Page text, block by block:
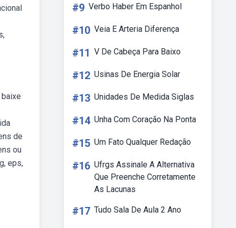
de
ou
eps,
#9 Verbo Haber Em Espanhol
#10 Veia E Arteria Diferença
#11 V De Cabeça Para Baixo
#12 Usinas De Energia Solar
#13 Unidades De Medida Siglas
#14 Unha Com Coração Na Ponta
#15 Um Fato Qualquer Redação
#16 Ufrgs Assinale A Alternativa
Que Preenche Corretamente
As Lacunas
#17 Tudo Sala De Aula 2 Ano